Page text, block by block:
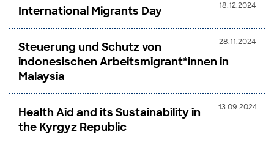
18.12.2024
International Migrants Day
28.11.2024
Steuerung und Schutz von
indonesischen Arbeitsmigrant*innen in
Malaysia
13.09.2024
Health Aid and its Sustainability in
the Kyrgyz Republic